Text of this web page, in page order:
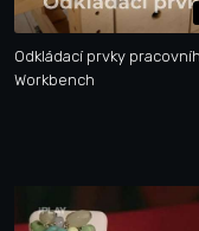
Odkládací prvky
Workbench